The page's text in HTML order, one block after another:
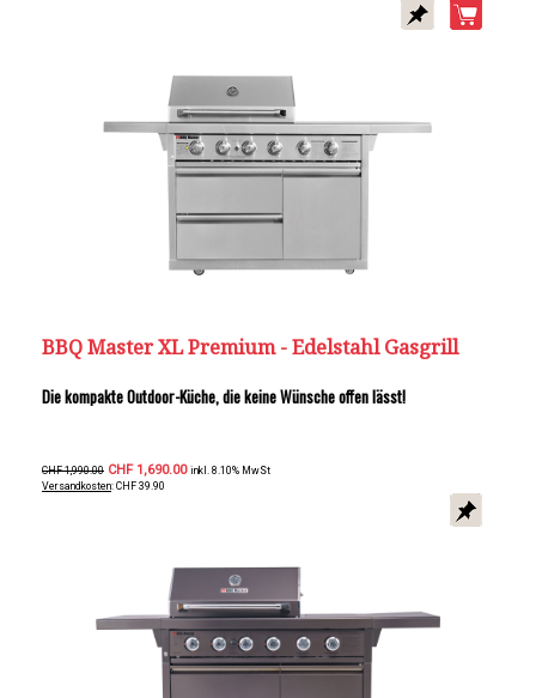
BBQ Master XL Premium - Edelstahl Gasgrill
Die kompakte Outdoor-Küche, die keine Wünsche offen lässt!
CHF 1,990.00 CHF 1,690.00 inkl. 8.10% MwSt
Versandkosten: CHF 39.90